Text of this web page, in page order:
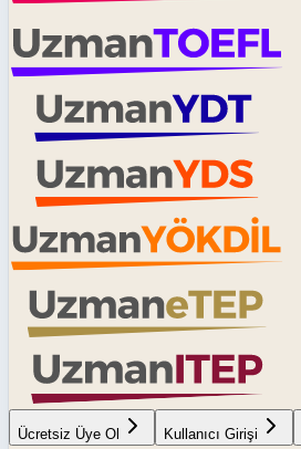
Ücretsiz Üye Ol Kullanıcı Girişi